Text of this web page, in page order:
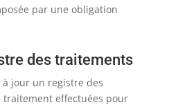
par une obligation
des traitements
jour un registre des
traitement effectuées pour